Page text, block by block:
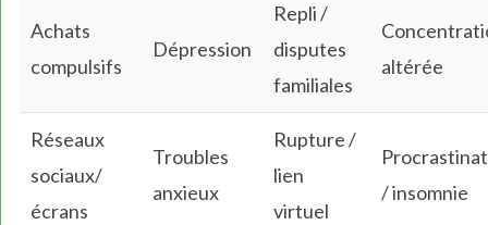
Achats
compulsifs
Dépression
Repli /
disputes
familiales
altérée
Réseaux
sociaux/
écrans
Troubles
anxieux
Rupture /
lien
virtuel
/ insomnie